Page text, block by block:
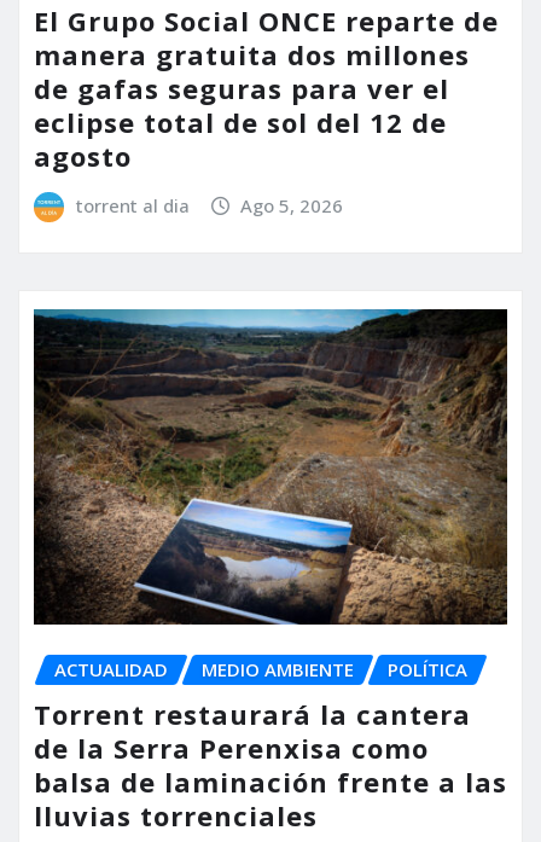
El Grupo Social ONCE reparte de
manera gratuita dos millones
de gafas seguras para ver el
eclipse total de sol del 12 de
agosto
torrent al dia Ago 5, 2026
ACTUALIDAD MEDIO AMBIENTE POLÍTICA
Torrent restaurará la cantera
de la Serra Perenxisa como
balsa de laminación frente a las
lluvias torrenciales